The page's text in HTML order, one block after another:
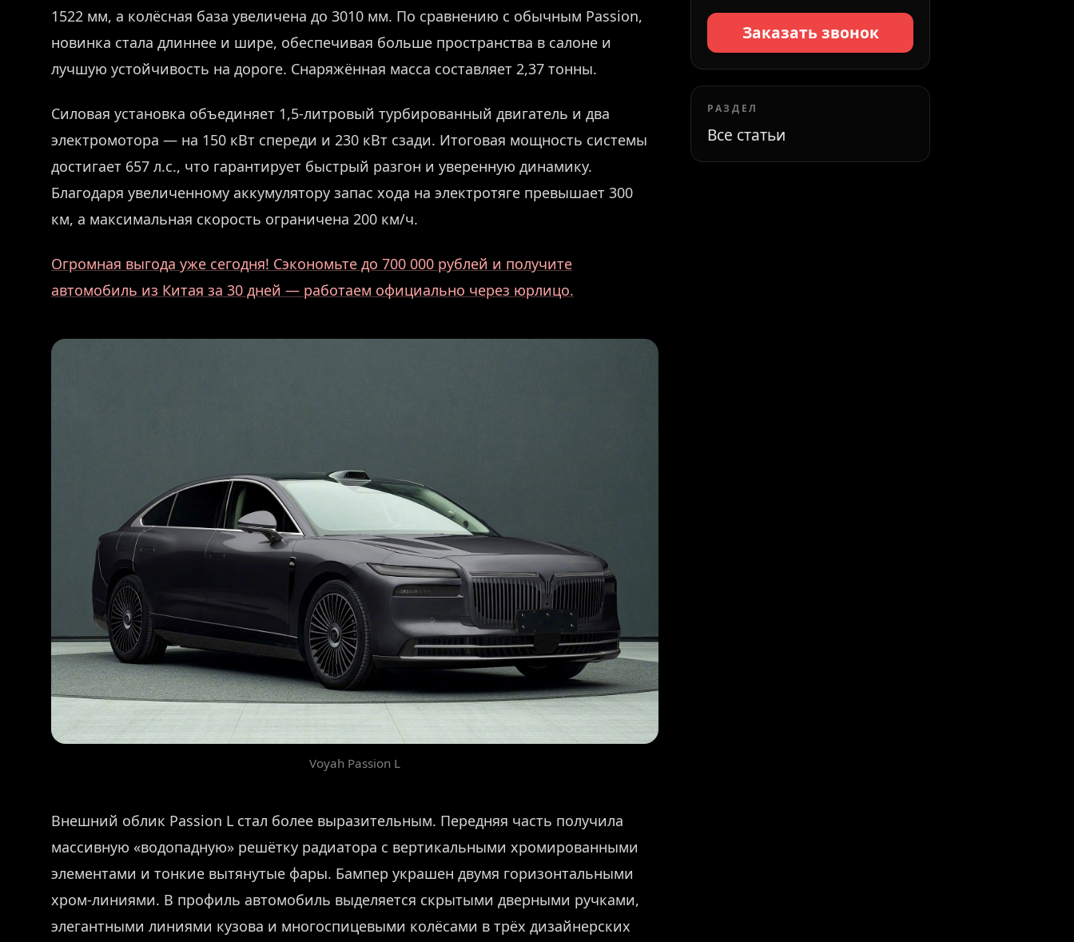
1522 мм, а колёсная база увеличена до 3010 мм. По сравнению с обычным Passion,
новинка стала длиннее и шире, обеспечивая больше пространства в салоне и
лучшую устойчивость на дороге. Снаряжённая масса составляет 2,37 тонны.
Силовая установка объединяет 1,5-литровый турбированный двигатель и два
электромотора — на 150 кВт спереди и 230 кВт сзади. Итоговая мощность системы
достигает 657 л.с., что гарантирует быстрый разгон и уверенную динамику.
Благодаря увеличенному аккумулятору запас хода на электротяге превышает 300
км, а максимальная скорость ограничена 200 км/ч.
Огромная выгода уже сегодня! Сэкономьте до 700 000 рублей и получите
автомобиль из Китая за 30 дней — работаем официально через юрлицо.
Voyah Passion L
Внешний облик Passion L стал более выразительным. Передняя часть получила
массивную «водопадную» решётку радиатора с вертикальными хромированными
элементами и тонкие вытянутые фары. Бампер украшен двумя горизонтальными
хром-линиями. В профиль автомобиль выделяется скрытыми дверными ручками,
элегантными линиями кузова и многоспицевыми колёсами в трёх дизайнерских
Заказать звонок
РАЗДЕЛ
Все статьи